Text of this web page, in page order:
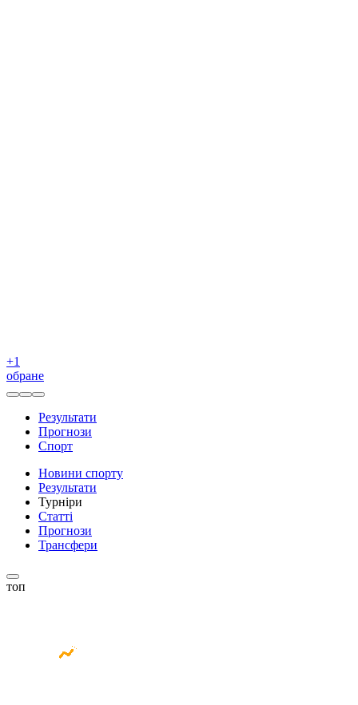
+1
обране
Результати
Прогнози
Спорт
Новини спорту
Результати
Турніри
Статті
Прогнози
Трансфери
топ